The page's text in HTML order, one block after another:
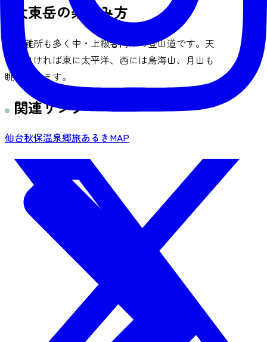
大東岳の楽しみ方
急所難所も多く中・上級者向けの登山道です。天
候が良ければ東に太平洋、西には鳥海山、月山も
眺められます。
関連リンク
仙台秋保温泉郷旅あるきMAP